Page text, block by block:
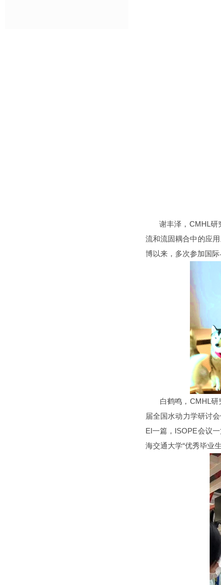
谢丰泽，CMHL研
流和流固耦合中的应
博以来，多次参加国
白鹤鸣，CMHL
届全国水动力学研讨
EI一篇，ISOPE会议
海交通大学“优秀毕业